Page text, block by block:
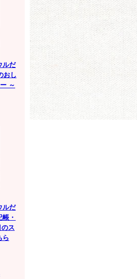
ルだ
おし
～
ルだ
・
ス
ら